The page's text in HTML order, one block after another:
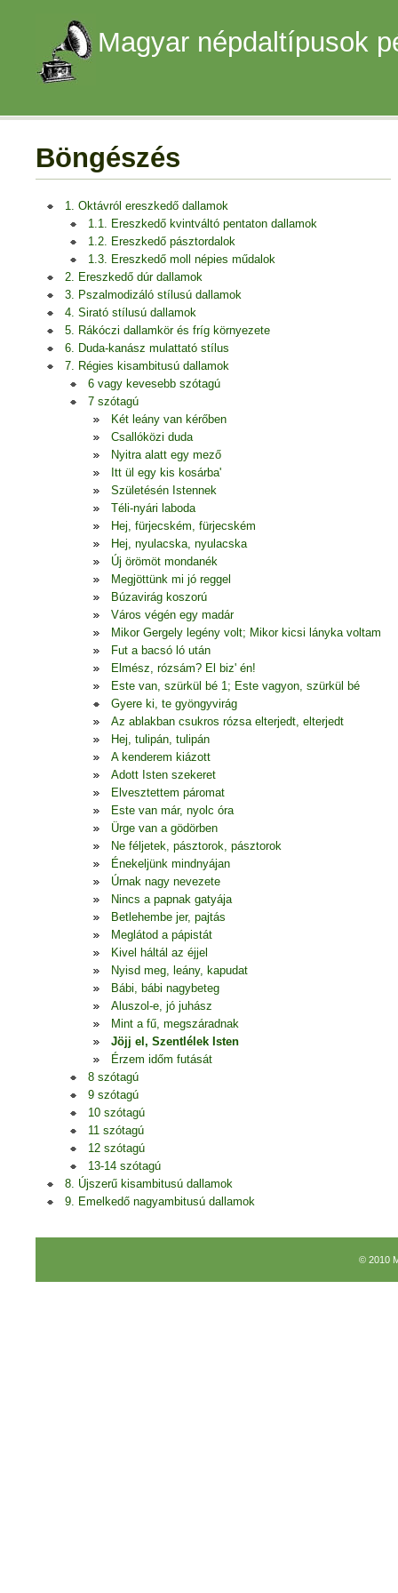
Magyar népdaltípusok
Böngészés
1. Oktávról ereszkedő dallamok
1.1. Ereszkedő kvintváltó pentaton dallamok
1.2. Ereszkedő pásztordalok
1.3. Ereszkedő moll népies műdalok
2. Ereszkedő dúr dallamok
3. Pszalmodizáló stílusú dallamok
4. Sirató stílusú dallamok
5. Rákóczi dallamkör és fríg környezete
6. Duda-kanász mulattató stílus
7. Régies kisambitusú dallamok
6 vagy kevesebb szótagú
7 szótagú
Két leány van kérőben
Csallóközi duda
Nyitra alatt egy mező
Itt ül egy kis kosárba'
Születésén Istennek
Téli-nyári laboda
Hej, fürjecském, fürjecském
Hej, nyulacska, nyulacska
Új örömöt mondanék
Megjöttünk mi jó reggel
Búzavirág koszorú
Város végén egy madár
Mikor Gergely legény volt; Mikor kicsi lányka voltam
Fut a bacsó ló után
Elmész, rózsám? El biz' én!
Este van, szürkül bé 1; Este vagyon, szürkül bé
Gyere ki, te gyöngyvirág
Az ablakban csukros rózsa elterjedt, elterjedt
Hej, tulipán, tulipán
A kenderem kiázott
Adott Isten szekeret
Elvesztettem páromat
Este van már, nyolc óra
Ürge van a gödörben
Ne féljetek, pásztorok, pásztorok
Énekeljünk mindnyájan
Úrnak nagy nevezete
Nincs a papnak gatyája
Betlehembe jer, pajtás
Meglátod a pápistát
Kivel háltál az éjjel
Nyisd meg, leány, kapudat
Bábi, bábi nagybeteg
Aluszol-e, jó juhász
Mint a fű, megszáradnak
Jöjj el, Szentlélek Isten
Érzem időm futását
8 szótagú
9 szótagú
10 szótagú
11 szótagú
12 szótagú
13-14 szótagú
8. Újszerű kisambitusú dallamok
9. Emelkedő nagyambitusú dallamok
© 2010